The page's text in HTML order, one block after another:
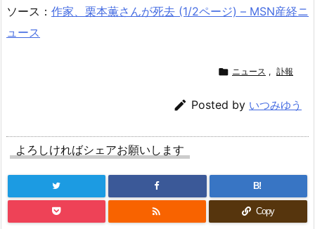
ソース： 作家、栗本薫さんが死去 (1/2ページ) – MSN産経ニ
ュース
 ニュース , 訃報
 Posted by いつみゆう
よろしければシェアお願いします
B!
 Copy